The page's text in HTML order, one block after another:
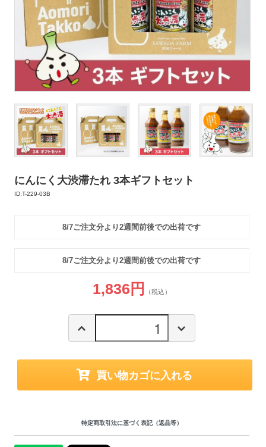
にんにく大渋滞たれ 3本ギフトセット
ID:T-229-03B
8/7ご注文分より2週間前後での出荷です
8/7ご注文分より2週間前後での出荷です
1,836円 （税込）
買い物カゴに入れる
特定商取引法に基づく表記（返品等）